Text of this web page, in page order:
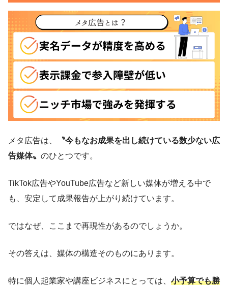
メタ広告は、
〝今もなお成果を出し続けている数少ない広
告媒体〟 のひとつです。
TikTok広告やYouTube広告など新しい媒体が増える中で
も、安定して成果報告が上がり続けています。
ではなぜ、ここまで再現性があるのでしょうか。
その答えは、媒体の構造そのものにあります。
特に個人起業家や講座ビジネスにとっては、 小予算でも勝